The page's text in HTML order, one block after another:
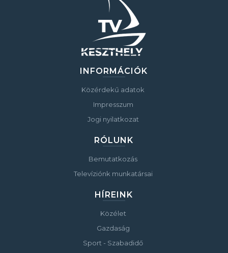
INFORMÁCIÓK
Közérdekű adatok
Impresszum
Jogi nyilatkozat
RÓLUNK
Bemutatkozás
Televíziónk munkatársai
HÍREINK
Közélet
Gazdaság
Sport - Szabadidő